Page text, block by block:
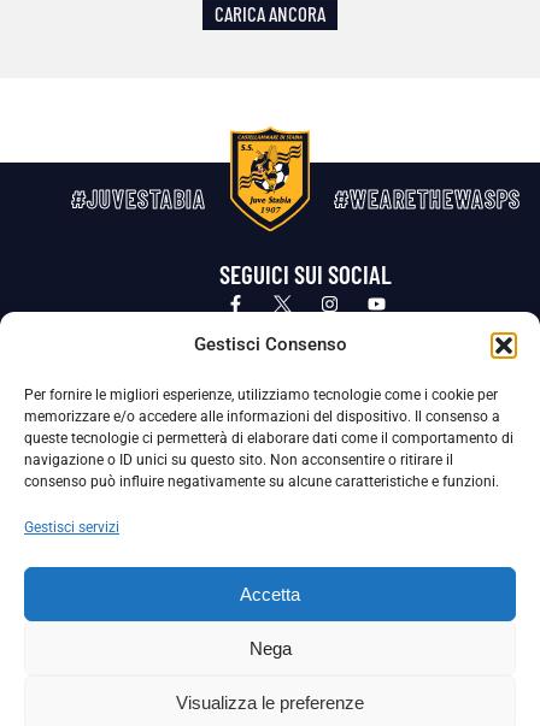
Gestisci Consenso
Per fornire le migliori esperienze, utilizziamo tecnologie come i cookie per
memorizzare e/o accedere alle informazioni del dispositivo. Il consenso a
queste tecnologie ci permetterà di elaborare dati come il comportamento di
navigazione o ID unici su questo sito. Non acconsentire o ritirare il
consenso può influire negativamente su alcune caratteristiche e funzioni.
Gestisci servizi
Accetta
Nega
Visualizza le preferenze
CARICA ANCORA
#JUVESTABIA #WEARETHEWASPS
SEGUICI SUI SOCIAL
Privacy Policy Cookie Policy
La Società ha nominato il Responsabile della Protezione dei Dati Personali (DPO), figura specializzata che vigila sulle modalità
adottate dalla nostra Società per tutelare i Suoi dati personali.
Per contattare il DPO può scrivere a
La Società ha inoltre adottato un proprio Codice Etico, consultabile al seguente link:
Scarica il Codice Etico